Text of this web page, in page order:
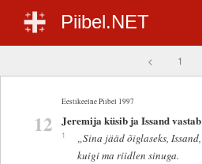
Piibel.NET
< 1
Eestikeelne Piibel 1997
12 Jeremija küsib ja Issand vastab
1
„Sina jääd õiglaseks, Issand,
kuigi ma riidlen sinuga.